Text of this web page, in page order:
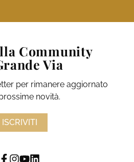
Community
Via
per rimanere aggiornato
novità.
ISCRIVITI